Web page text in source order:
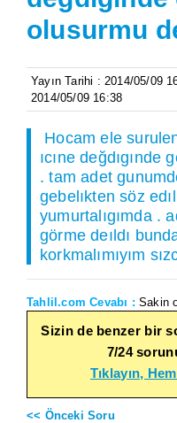
olusurmu
Yayın Tarihi : 2014/05/09
2014/05/09 16:38
Hocam ele
ıcıne değdıgınde
. tam adet
gebelıkten söz
yumurtalıgımda .
görme deıldı
korkmalımıyım
Tahlil.com Cevabı : Sakin
Sizin de benzer bir
7/24
Tıklayın,
<< Önceki Soru